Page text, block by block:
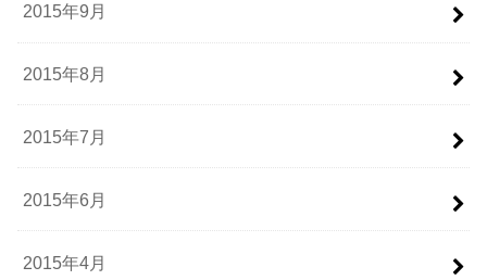
2015年9月
2015年8月
2015年7月
2015年6月
2015年4月